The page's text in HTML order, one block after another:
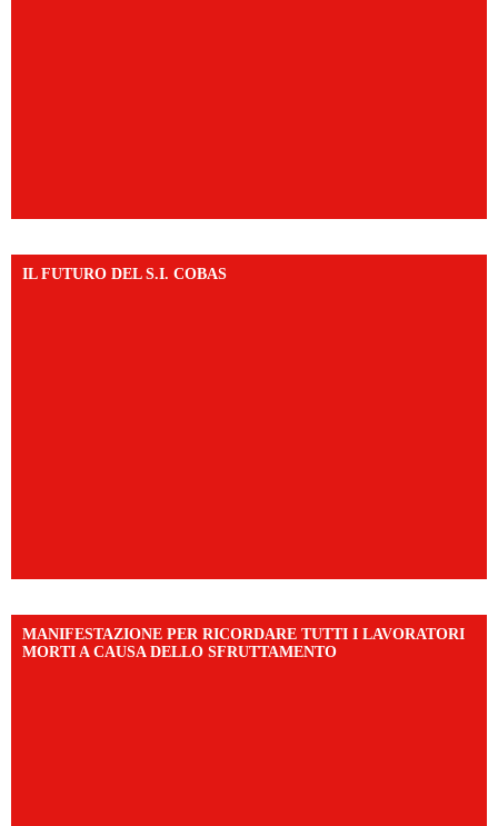
IL FUTURO DEL S.I. COBAS
MANIFESTAZIONE PER RICORDARE TUTTI I LAVORATORI
MORTI A CAUSA DELLO SFRUTTAMENTO